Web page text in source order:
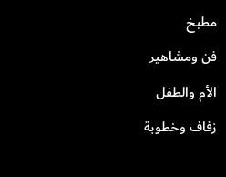
مطبخ
فن ومشاهير
الأم والطفل
زفاف وخطوبة